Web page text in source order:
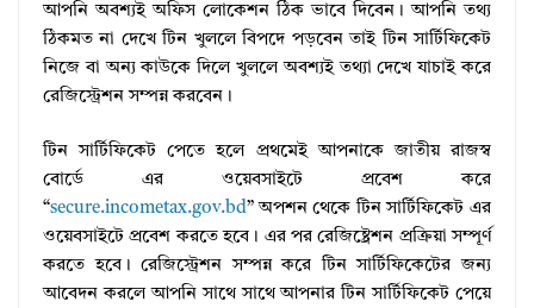
আপনি অবশ্যই অফিস লোকেশন ঠিক ভাবে দিবেন। আপনি তথ্য
ঠিকমত না দেখে টিন খুললে বিপদে পড়বেন তাই টিন সার্টিফিকেট
নিজে বা অন্য কাউকে দিলে খুললে অবশ্যই তথ্যা দেখে যাচাই করে
রেজিস্ট্রেশন সম্পন্ন করবেন।
টিন সার্টিফিকেট পেতে হলে প্রথমেই আপনাকে জাতীয় রাজস্ব
বোর্ডে এর ওয়েবসাইটে প্রবেশ করে
“secure.incometax.gov.bd” অপশন থেকে টিন সার্টিফিকেট এর
ওয়েবসাইটে প্রবেশ করতে হবে। এর পর রেজিষ্ট্রেশন প্রক্রিয়া সম্পূর্ণ
করতে হবে। রেজিস্ট্রেশন সম্পন্ন করে টিন সার্টিফিকেটের জন্য
আবেদন করলে আপনি সাথে সাথে আপনার টিন সার্টিফিকেট পেয়ে